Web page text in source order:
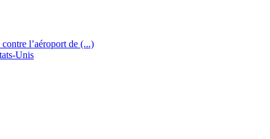
l’aéroport de (...)
Unis